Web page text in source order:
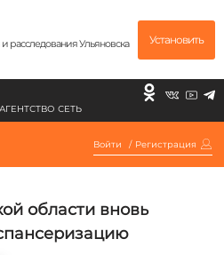
расследования Ульяновска Установить
СЕТЬ
Войти / Регистрация
области вновь